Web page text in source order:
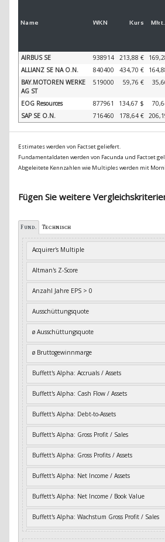
Name WKN Kurs
AIRBUS SE 938914 213,88 €
ALLIANZ SE NA O.N.
840400 434,70 €
BAY.MOTOREN WERKE
AG ST
519000 59,76 €
EOG Resources 877961 134,67 $
SAP SE O.N.
716460 178,64 €
Estimates werden von Factset geliefert.
Fundamentaldaten werden von Facunda und Factset
Abgeleitete Kennzahlen wie Multiples werden mit
Fügen Sie weitere
Fund. Technisch
Acquirer's Multiple
Altman's Z-Score
Anzahl Jahre EPS > 0
Ausschüttungsquote
ø Ausschüttungsquote
ø Bruttogewinnmarge
Buffett's Alpha: Accruals / Assets
Buffett's Alpha: Cash Flow / Assets
Buffett's Alpha: Debt-to-Assets
Buffett's Alpha: Gross Profit / Sales
Buffett's Alpha: Gross Profits / Assets
Buffett's Alpha: Net Income / Assets
Buffett's Alpha: Net Income / Book Value
Buffett's Alpha: Wachstum Gross Profit / Sales
Buffett's Alpha: Wachstum Residual Cash Flow